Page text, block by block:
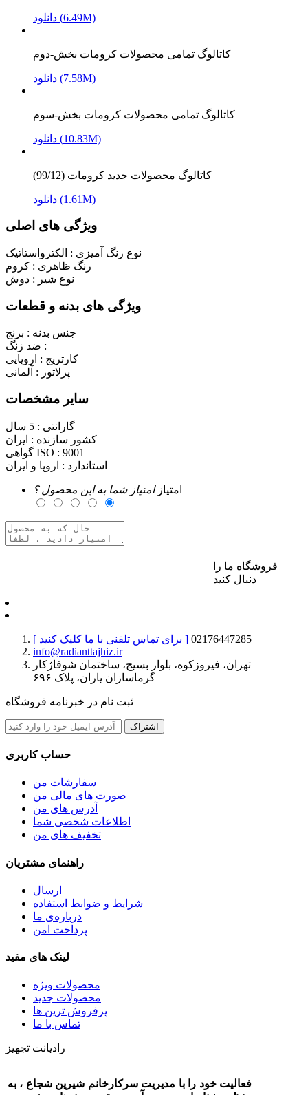
دانلود (6.49M)
کاتالوگ تمامی محصولات کرومات بخش-دوم
دانلود (7.58M)
کاتالوگ تمامی محصولات کرومات بخش-سوم
دانلود (10.83M)
کاتالوگ محصولات جدید کرومات (99/12)
دانلود (1.61M)
ویژگی های اصلی
نوع رنگ آمیزی : الکترواستاتیک
رنگ ظاهری : کروم
نوع شیر : دوش
ویژگی های بدنه و قطعات
جنس بدنه : برنج
ضد زنگ :
کارتریج : اروپایی
پرلاتور : آلمانی
سایر مشخصات
گارانتی : 5 سال
کشور سازنده : ایران
گواهی ISO : 9001
استاندارد : اروپا و ایران
امتیازامتیاز شما به این محصول ؟
فروشگاه ما را
دنبال کنید
[ برای تماس تلفنی با ما کلیک کنید ] 02176447285
info@radianttajhiz.ir
تهران، فیروزکوه، بلوار بسیج، ساختمان شوفاژکار
گرماسازان یاران، پلاک ۶۹۶
ثبت نام در خبرنامه فروشگاه
اشتراک
حساب کاربری
سفارشات من
صورت های مالی من
آدرس های من
اطلاعات شخصی شما
تخفیف های من
راهنمای مشتریان
ارسال
شرایط و ضوابط استفاده
درباره‌ی ما
پرداخت امن
لینک های مفید
محصولات ویژه
محصولات جدید
پرفروش ترین‌ ها
تماس با ما
رادیانت تجهیز
فعالیت خود را با مدیریت سرکارخانم شیرین شجاع ، به